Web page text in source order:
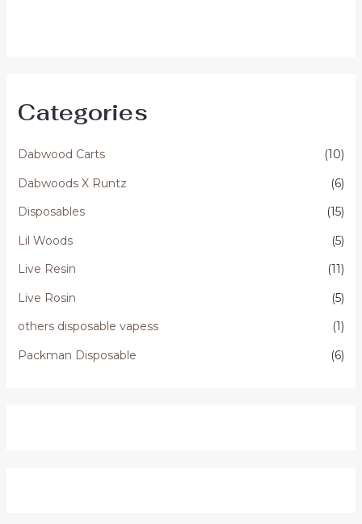
Categories
Dabwood Carts
(10)
Dabwoods X Runtz
(6)
Disposables
(15)
Lil Woods
(5)
Live Resin
(11)
Live Rosin
(5)
others disposable vapess
(1)
Packman Disposable
(6)